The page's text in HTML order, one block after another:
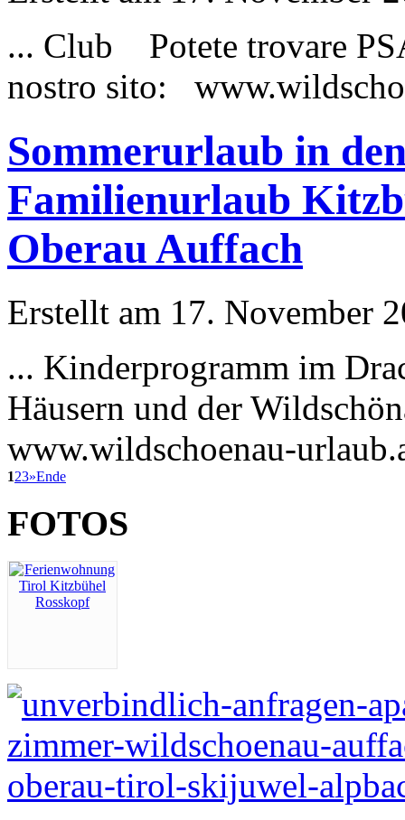
... Club Potete trovare PS
nostro sito:
Sommerurlaub in
Familienurlaub
Oberau Auffach
Erstellt am 17. November
... Kinderprogramm im
Häusern und der
www.wildschoenau-
123»Ende
FOTOS